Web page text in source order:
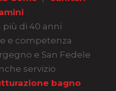
più di 40 anni
e competenza
e San Fedele
servizio
bagno